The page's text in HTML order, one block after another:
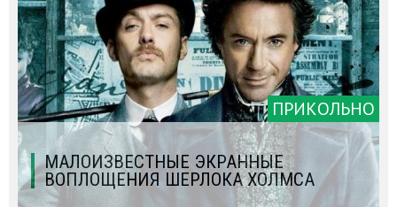
ПРИКОЛЬНО
МАЛОИЗВЕСТНЫЕ ЭКРАННЫЕ
ВОПЛОЩЕНИЯ ШЕРЛОКА ХОЛМСА